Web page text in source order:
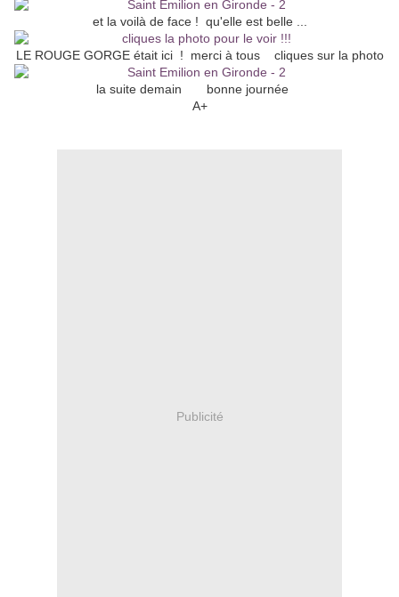
et la voilà de face ! qu'elle est belle ...
LE ROUGE GORGE était ici ! merci à tous cliques sur la photo
la suite demain bonne journée
A+
Publicité